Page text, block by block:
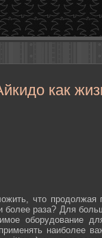
как
что продолжая
раза? Для
оборудование
наиболее